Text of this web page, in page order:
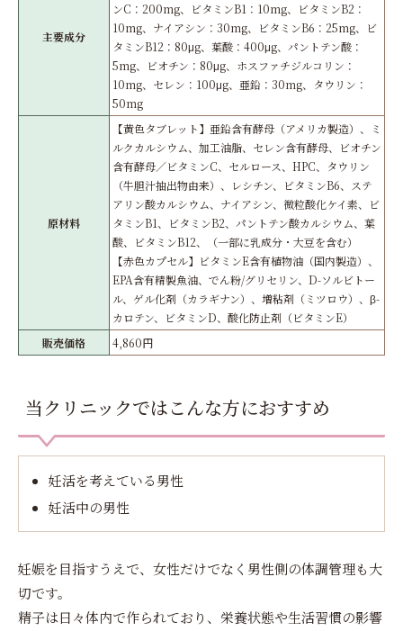
主要成分
ンC：200mg、ビタミンB1：10mg、ビタミンB2：
10mg、ナイアシン：30mg、ビタミンB6：25mg、ビ
タミンB12：80μg、葉酸：400μg、パントテン酸：
5mg、ビオチン：80μg、ホスファチジルコリン：
10mg、セレン：100μg、亜鉛：30mg、タウリン：
50mg
原材料
【黄色タブレット】亜鉛含有酵母（アメリカ製造）、ミ
ルクカルシウム、加工油脂、セレン含有酵母、ビオチン
含有酵母／ビタミンC、セルロース、HPC、タウリン
（牛胆汁抽出物由来）、レシチン、ビタミンB6、ステ
アリン酸カルシウム、ナイアシン、微粒酸化ケイ素、ビ
タミンB1、ビタミンB2、パントテン酸カルシウム、葉
酸、ビタミンB12、（一部に乳成分・大豆を含む）
【赤色カプセル】ビタミンE含有植物油（国内製造）、
EPA含有精製魚油、でん粉/グリセリン、D-ソルビトー
ル、ゲル化剤（カラギナン）、増粘剤（ミツロウ）、β-
カロテン、ビタミンD、酸化防止剤（ビタミンE）
販売価格
4,860円
当クリニックではこんな方におすすめ
妊活を考えている男性
妊活中の男性
妊娠を目指すうえで、女性だけでなく男性側の体調管理も大
切です。
精子は日々体内で作られており、栄養状態や生活習慣の影響